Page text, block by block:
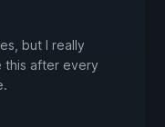
but I really
this after every